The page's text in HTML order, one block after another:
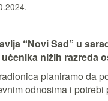
“Novi Sad” u
nižih razreda
planiramo da
odnosima i